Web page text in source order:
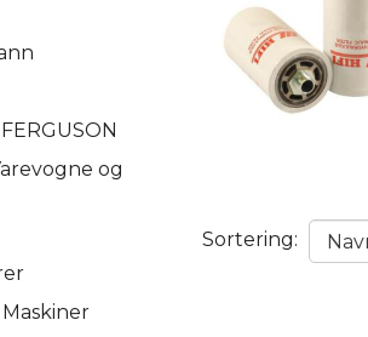
og
Sortering: